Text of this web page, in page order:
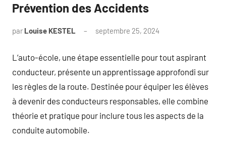
Prévention des Accidents
par Louise KESTEL septembre 25, 2024
L’auto-école, une étape essentielle pour tout aspirant
conducteur, présente un apprentissage approfondi sur
les règles de la route. Destinée pour équiper les élèves
à devenir des conducteurs responsables, elle combine
théorie et pratique pour inclure tous les aspects de la
conduite automobile.